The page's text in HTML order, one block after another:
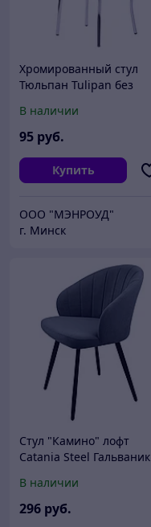
Хромированный стул
Тюльпан Tulipan без
ассортименте)
В наличии
95 руб.
Купить
ООО "МЭНРОУД"
г. Минск
Стул "Камино" лофт
Catania Steel Гальваник
В наличии
296 руб.